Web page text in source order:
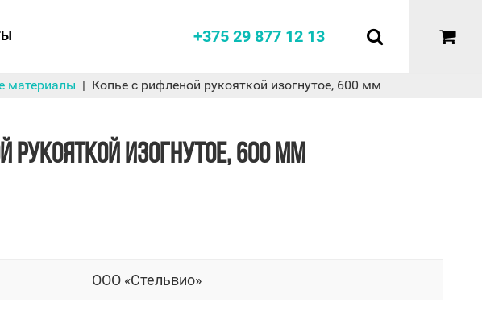
+375 29 877 12 13
материалы Копье с рифленой рукояткой изогнутое, 600 мм
РУКОЯТКОЙ ИЗОГНУТОЕ, 600 ММ
OOO «Стельвио»